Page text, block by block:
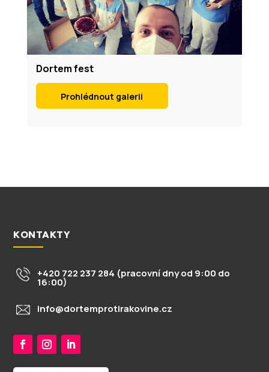
Dortem fest
Prohlédnout galerii
KONTAKTY
+420 722 237 284 (pracovní dny od 9:00 do
16:00)
info@dortemprotirakovine.cz